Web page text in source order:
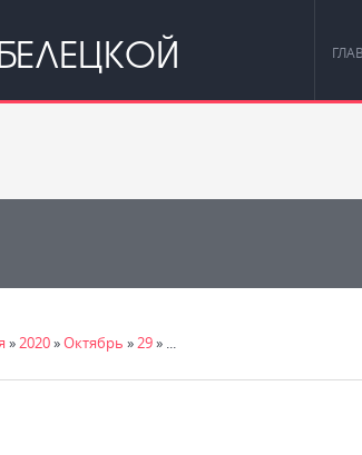
» 2020»Октябрь » 29» ...